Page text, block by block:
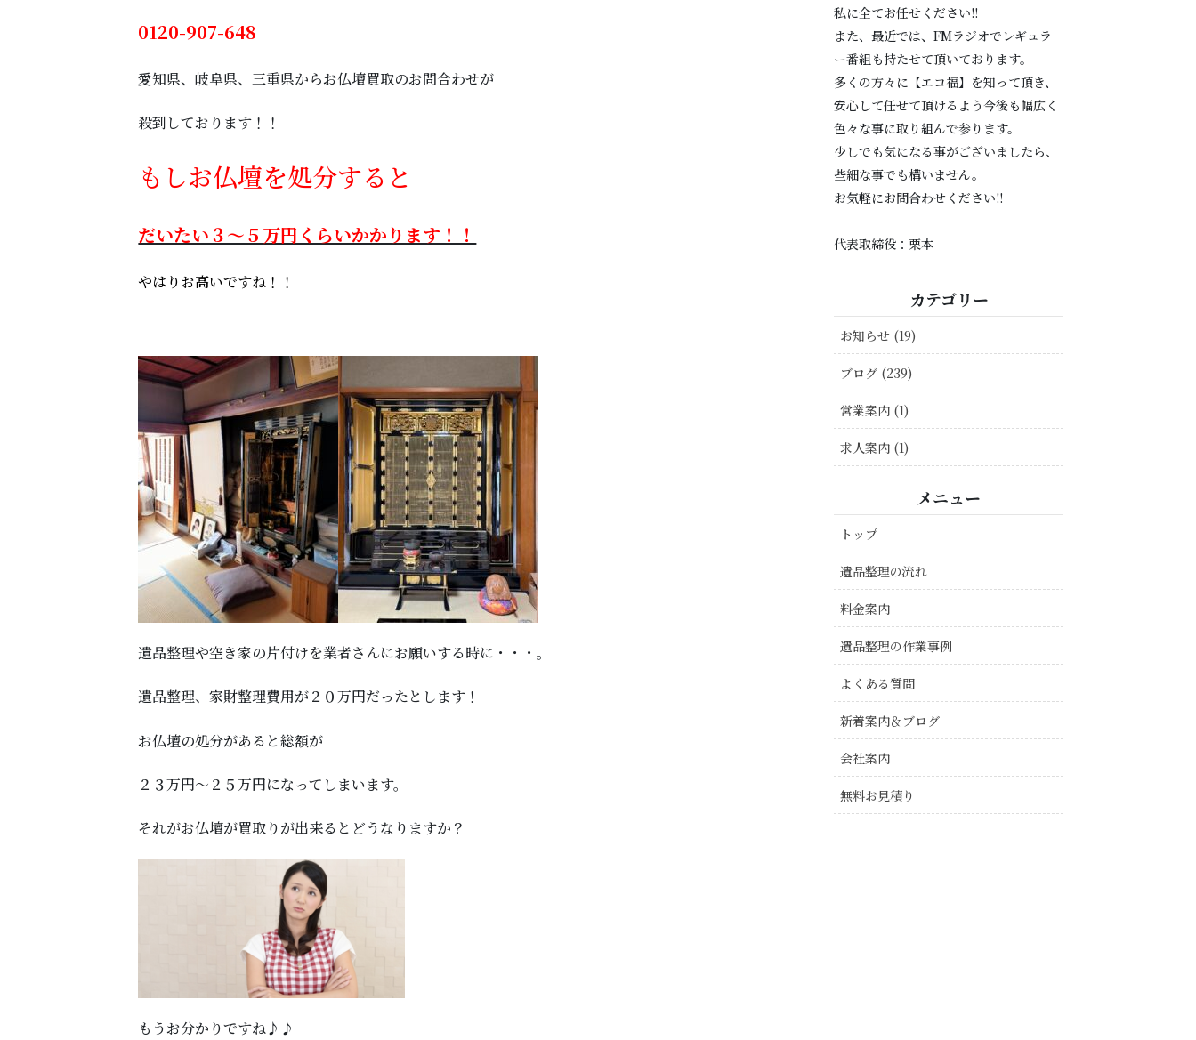
0120-907-648
愛知県、岐阜県、三重県からお仏壇買取のお問合わせが
殺到しております！！
もしお仏壇を処分すると
だいたい３～５万円くらいかかります！！
やはりお高いですね！！
遺品整理や空き家の片付けを業者さんにお願いする時に・・・。
遺品整理、家財整理費用が２０万円だったとします！
お仏壇の処分があると総額が
２３万円～２５万円になってしまいます。
それがお仏壇が買取りが出来るとどうなりますか？
もうお分かりですね♪♪
私に全てお任せください!!
また、最近では、FMラジオでレギュラ
ー番組も持たせて頂いております。
多くの方々に【エコ福】を知って頂き、
安心して任せて頂けるよう今後も幅広く
色々な事に取り組んで参ります。
少しでも気になる事がございましたら、
些細な事でも構いません。
お気軽にお問合わせください!!
代表取締役：栗本
カテゴリー
お知らせ (19)
ブログ (239)
営業案内 (1)
求人案内 (1)
メニュー
トップ
遺品整理の流れ
料金案内
遺品整理の作業事例
よくある質問
新着案内＆ブログ
会社案内
無料お見積り